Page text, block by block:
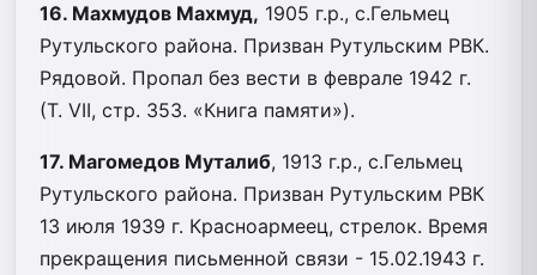
16. Махмудов Махмуд, 1905 г.р., с.Гельмец
Рутульского района. Призван Рутульским РВК.
Рядовой. Пропал без вести в феврале 1942 г.
(Т. VII, стр. 353. «Книга памяти»).
17. Магомедов Муталиб, 1913 г.р., с.Гельмец
Рутульского района. Призван Рутульским РВК
13 июля 1939 г. Красноармеец, стрелок. Время
прекращения письменной связи - 15.02.1943 г.